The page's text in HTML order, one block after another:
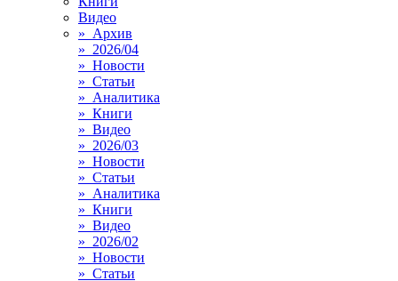
Видео
» Архив
» 2026/04
» Новости
» Статьи
» Аналитика
» Книги
» Видео
» 2026/03
» Новости
» Статьи
» Аналитика
» Книги
» Видео
» 2026/02
» Новости
» Статьи